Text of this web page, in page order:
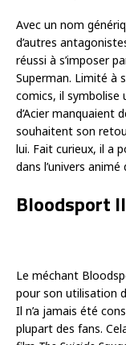
Avec un nom
d’autres
réussi à s’imposer
Superman. Limité à
comics, il symbolise
d’Acier manquaient
souhaitent son
lui. Fait curieux, il a
dans l’univers animé
Bloodsport II
Le méchant
pour son utilisation
Il n’a jamais été
plupart des fans.